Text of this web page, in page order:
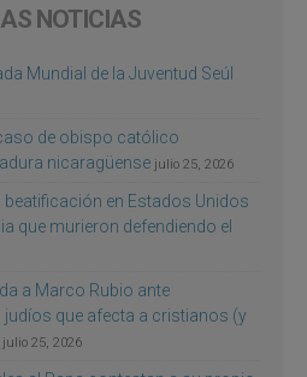
NOTICIAS
Mundial de la Juventud Seúl
de obispo católico
nicaragüense julio 25, 2026
beatificación en Estados Unidos
que murieron defendiendo el
a Marco Rubio ante
que afecta a cristianos (y
julio 25, 2026